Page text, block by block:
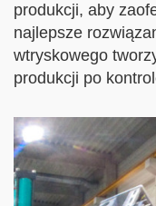
produkcji, aby
najlepsze
wtryskowego
produkcji po